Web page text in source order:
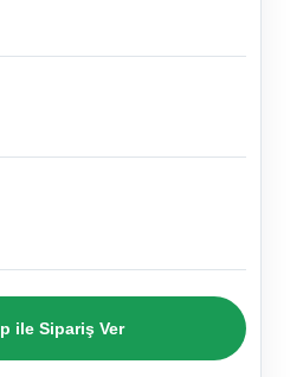
ile Sipariş Ver